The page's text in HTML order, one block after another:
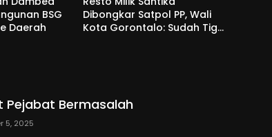
BSG
Daerah
Dibongkar Satpol PP, Wali
Kota Gorontalo: Sudah Tiga
Pejabat Bermasalah
5, 2025